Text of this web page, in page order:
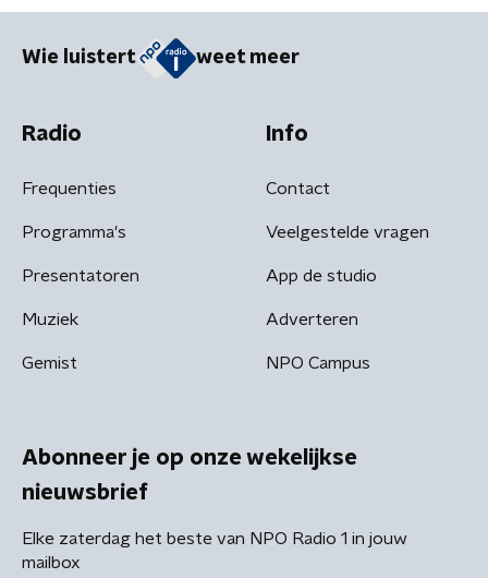
Wie luistert weet meer
Radio
Frequenties
Programma's
Presentatoren
Muziek
Gemist
Info
Contact
Veelgestelde vragen
App de studio
Adverteren
NPO Campus
Abonneer je op onze wekelijkse
nieuwsbrief
Elke zaterdag het beste van NPO Radio 1 in jouw
mailbox